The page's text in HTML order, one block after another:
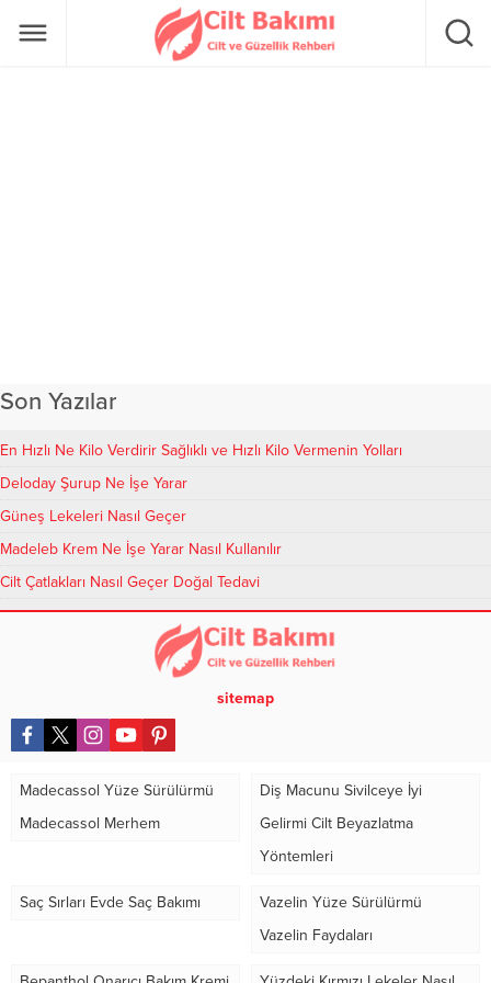
Son Yazılar
En Hızlı Ne Kilo Verdirir Sağlıklı ve Hızlı Kilo Vermenin Yolları
Deloday Şurup Ne İşe Yarar
Güneş Lekeleri Nasıl Geçer
Madeleb Krem Ne İşe Yarar Nasıl Kullanılır
Cilt Çatlakları Nasıl Geçer Doğal Tedavi
sitemap
Madecassol Yüze Sürülürmü
Madecassol Merhem
Diş Macunu Sivilceye İyi
Gelirmi Cilt Beyazlatma
Yöntemleri
Saç Sırları Evde Saç Bakımı
Vazelin Yüze Sürülürmü
Vazelin Faydaları